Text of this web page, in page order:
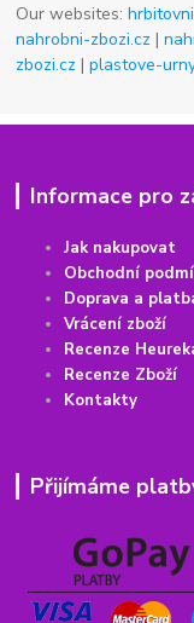
Our websites:
nahrobni-zbozi.cz |
zbozi.cz |plastove-
Informace pro
Jak nakupovat
Obchodní
Doprava a
Vrácení zboží
Recenze
Recenze Zboží
Kontakty
Přijímáme